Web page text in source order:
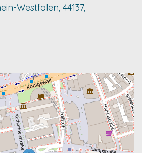
Westfalen, 44137,